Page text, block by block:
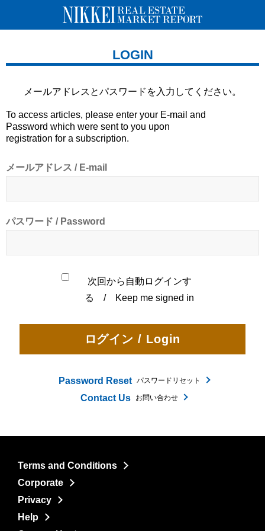
LOGIN
メールアドレスとパスワードを 入力してください。
To access articles, please enter your E-mail and
Password which were sent to you upon
registration for a subscription.
メールアドレス / E-mail
パスワード / Password
次回から自動ログインす
る / Keep me signed in
Password Reset パスワードリセット
Contact Us お問い合わせ
Terms and Conditions
Corporate
Privacy
Help